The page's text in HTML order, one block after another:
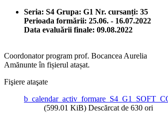
Seria: S4 Grupa: G1 Nr. cursanți: 35
Perioada formării: 25.06. - 16.07.2022
Data evaluării finale: 09.08.2022
Coordonator program prof. Bocancea Aurelia
Amănunte în fișierul atașat.
Fişiere ataşate
(599.01 KiB) Descărcat de 630 ori